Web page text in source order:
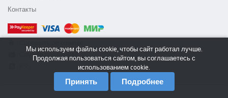
Контакты
Служба поддержки
Мы используем файлы cookie, чтобы сайт работал лучше.
Продолжая пользоваться сайтом, вы соглашаетесь с
использованием cookie.
Принять Подробнее